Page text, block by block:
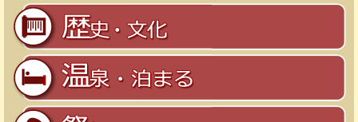
歴史・文化
温泉・泊まる
祭り